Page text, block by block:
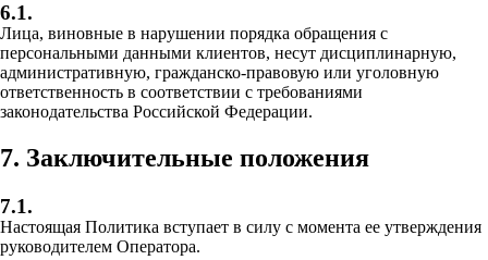
6.1.
Лица, виновные в нарушении порядка обращения с
персональными данными клиентов, несут дисциплинарную,
административную, гражданско-правовую или уголовную
ответственность в соответствии с требованиями
законодательства Российской Федерации.
7. Заключительные положения
7.1.
Настоящая Политика вступает в силу с момента ее утверждения
руководителем Оператора.